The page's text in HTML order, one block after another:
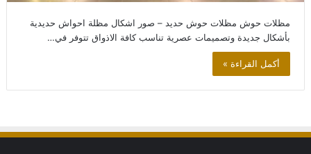
مظلات حوش مظلات حوش حديد – صور اشكال مظلة احواش حديدية
بأشكال جديدة وتصميمات عصرية تناسب كافة الاذواق تتوفر في…
أكمل القراءة »